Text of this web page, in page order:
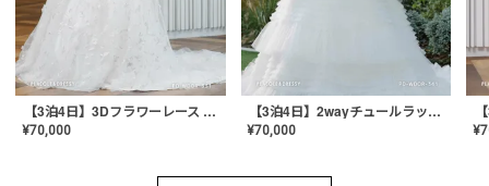
【3泊4日】3Dフラワーレース ドレス〈PD-WDOR-331〉
¥70,000
【3泊4日】2wayチュールラッフルドレス〈PD-WDOR-341RTL〉
¥70,000 ¥